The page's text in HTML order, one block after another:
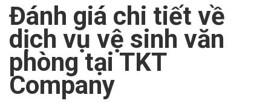
Đánh giá chi tiết về
dịch vụ vệ sinh văn
phòng tại TKT
Company